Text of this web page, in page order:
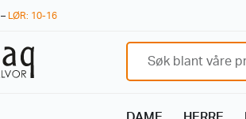
– LØR: 10-16